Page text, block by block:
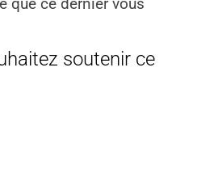
que ce dernier vous
soutenir ce